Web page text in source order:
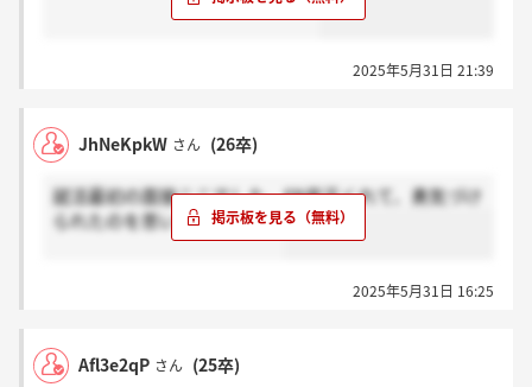
2025年5月31日 21:39
JhNeKpkW さん (26卒)
就活最初の面接ここでした。FB若干くれて、勇気づけ
られたのを思い出しました。
2025年5月31日 16:25
Afl3e2qP さん (25卒)